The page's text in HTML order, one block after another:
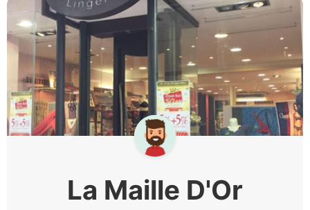
La Maille D'Or